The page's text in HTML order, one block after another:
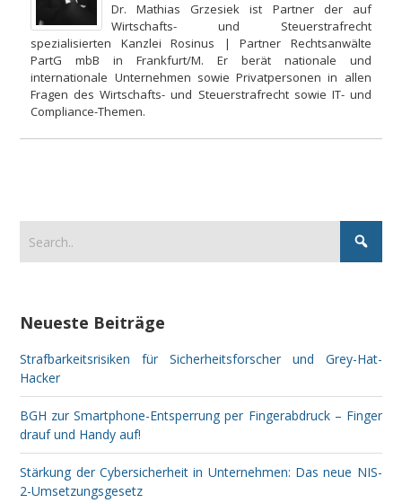
Dr. Mathias Grzesiek ist Partner der auf
Wirtschafts- und Steuerstrafrecht
spezialisierten Kanzlei Rosinus | Partner Rechtsanwälte
PartG mbB in Frankfurt/M. Er berät nationale und
internationale Unternehmen sowie Privatpersonen in allen
Fragen des Wirtschafts- und Steuerstrafrecht sowie IT- und
Compliance-Themen.
Neueste Beiträge
Strafbarkeitsrisiken für Sicherheitsforscher und Grey-Hat-
Hacker
BGH zur Smartphone-Entsperrung per Fingerabdruck – Finger
drauf und Handy auf!
Stärkung der Cybersicherheit in Unternehmen: Das neue NIS-
2-Umsetzungsgesetz